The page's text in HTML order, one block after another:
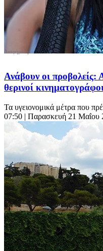
Ανάβουν οι προβολείς:
θερινοί
Τα υγειονομικά μέτρα που
07:50 | Παρασκευή 21 Μαΐου